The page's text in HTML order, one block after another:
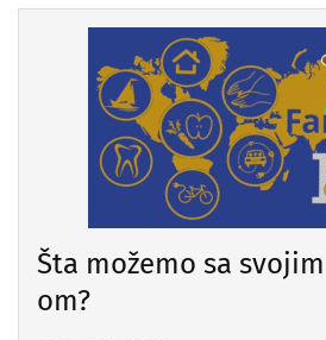
Šta možemo sa
om?